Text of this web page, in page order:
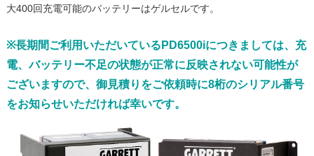
大400回充電可能のバッテリーはゲルセルです。
※長期間ご利用いただいているPD6500iにつきましては、充
電、バッテリー不足の状態が正常に反映されない可能性が
ございますので、御見積りをご依頼時に8桁のシリアル番号
をお知らせいただければ幸いです。